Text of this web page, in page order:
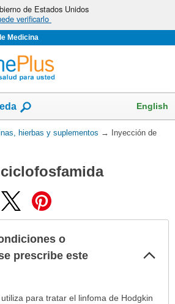
de Estados Unidos
verificarlo
Medicina
English
hierbas y suplementos → Inyección de
o
prescribe este
para tratar el linfoma de Hodgkin